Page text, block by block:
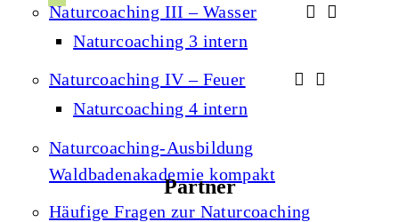
Naturcoaching III – Wasser
Naturcoaching 3 intern
Naturcoaching IV – Feuer
Naturcoaching 4 intern
Naturcoaching-Ausbildung
Waldbadenakademie kompakt
Häufige Fragen zur Naturcoaching
b
o
f
Partner